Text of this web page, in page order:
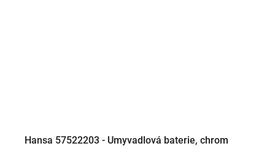
Hansa 57522203 - Umyvadlová baterie, chrom